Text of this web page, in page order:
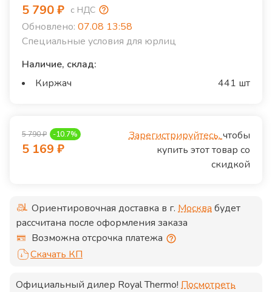
5 790₽ с НДС
Обновлено: 07.08 13:58
Специальные условия для юрлиц
Наличие, склад:
Киржач
441 шт
5 790₽ -10.7%
5 169 ₽
Зарегистрируйтесь,чтобы
купить этот товар со
скидкой
Ориентировочная доставка в г. Москвабудет
рассчитана после оформления заказа
Возможна отсрочка платежа
Скачать КП
Официальный дилер Royal Thermo! Посмотреть